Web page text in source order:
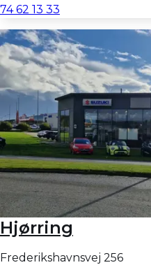
74 62 13 33
Hjørring
Frederikshavnsvej 256